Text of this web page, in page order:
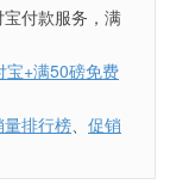
付款服务，满
宝+满50磅免费
量排行榜
促销